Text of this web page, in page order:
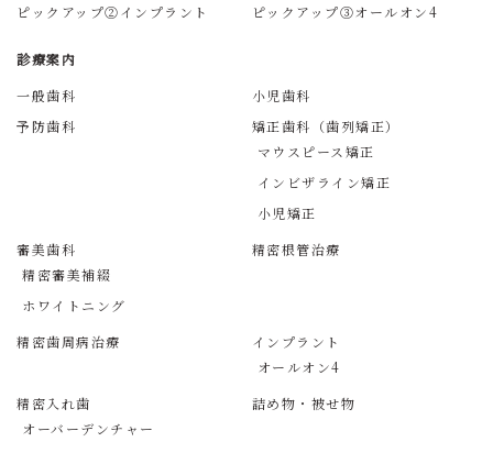
ピックアップ②インプラント
ピックアップ③オールオン4
診療案内
一般歯科
小児歯科
予防歯科
矯正歯科（歯列矯正）
マウスピース矯正
インビザライン矯正
小児矯正
審美歯科
精密審美補綴
ホワイトニング
精密根管治療
精密歯周病治療
インプラント
オールオン4
精密入れ歯
オーバーデンチャー
詰め物・被せ物